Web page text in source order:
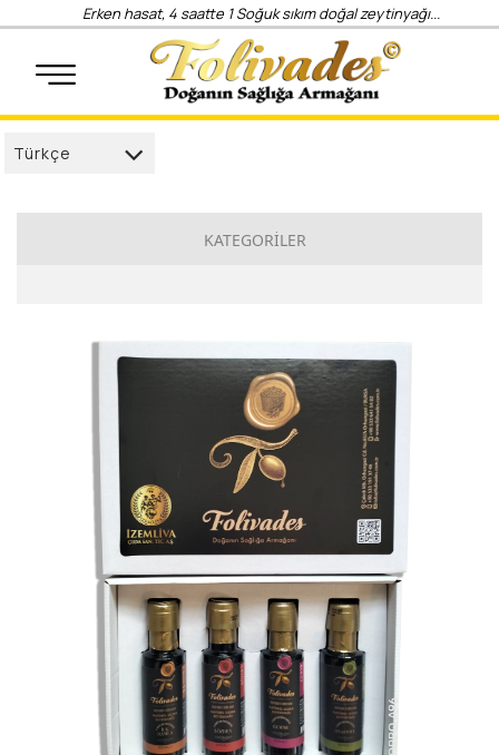
KATEGORİLER
Sözden
Olgun Hasat
Erken hasat, 4 saatte 1 Soğuk sıkım doğal zeytinyağı...
Türkçe